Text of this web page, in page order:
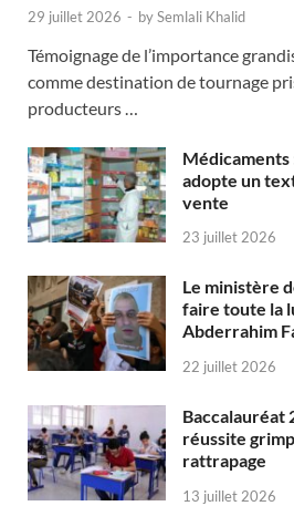
29 juillet 2026 - bySemlali Khalid
Témoignage de l’importance
comme destination de tournage
producteurs …
Médicaments
adopte un
vente
23 juillet 2026
Le ministère
faire toute la
Abderrahim
22 juillet 2026
Baccalauréat
réussite
rattrapage
13 juillet 2026